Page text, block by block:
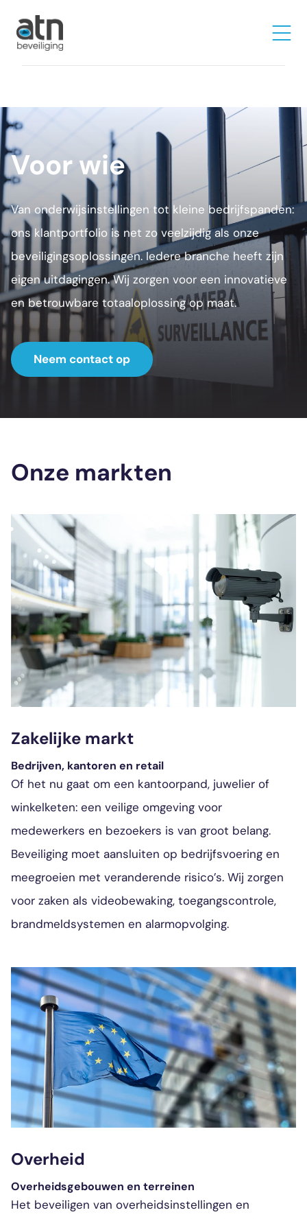
Voor wie
Van onderwijsinstellingen tot kleine bedrijfspanden:
ons klantportfolio is net zo veelzijdig als onze
beveiligingsoplossingen. Iedere branche heeft zijn
eigen uitdagingen. Wij zorgen voor een innovatieve
en betrouwbare totaaloplossing op maat.
Neem contact op
Onze markten
Zakelijke markt
Bedrijven, kantoren en retail
Of het nu gaat om een kantoorpand, juwelier of
winkelketen: een veilige omgeving voor
medewerkers en bezoekers is van groot belang.
Beveiliging moet aansluiten op bedrijfsvoering en
meegroeien met veranderende risico’s. Wij zorgen
voor zaken als videobewaking, toegangscontrole,
brandmeldsystemen en alarmopvolging.
Overheid
Overheidsgebouwen en terreinen
Het beveiligen van overheidsinstellingen en